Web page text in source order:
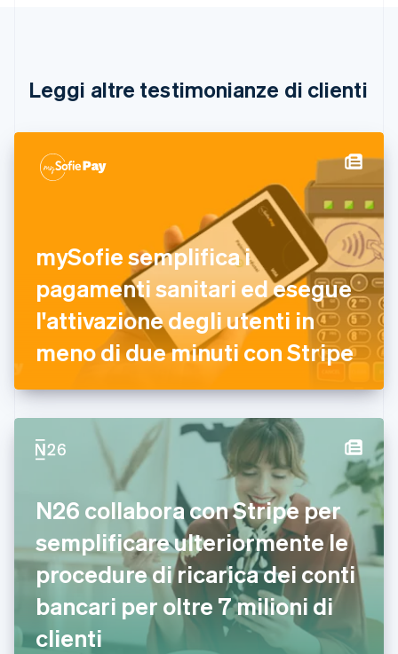
Leggi altre testimonianze di clienti
mySofie semplifica i
pagamenti sanitari ed esegue
l'attivazione degli utenti in
meno di due minuti con Stripe
N26 collabora con Stripe per
semplificare ulteriormente le
procedure di ricarica dei conti
bancari per oltre 7 milioni di
clienti
English Français
Cina continentale
Cipro
English
Croazia
English
Estonia
English
Finlandia
Svenska
Francia
Germania
日本語
Gibilterra
English
English
Irlanda
English
Italia
ItalianoEnglish
Lettonia